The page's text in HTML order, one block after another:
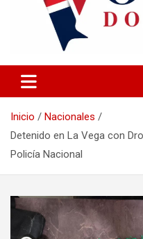
El Vocero
Inicio
Nacionales
Detenido en La Vega con
Policía Nacional